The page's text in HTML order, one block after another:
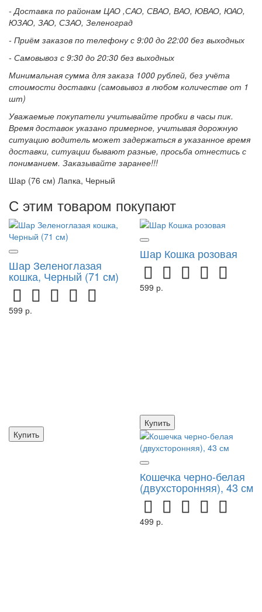
- Доставка по районам ЦАО ,САО, СВАО, ВАО, ЮВАО, ЮАО,
ЮЗАО, ЗАО, СЗАО, Зеленоград
- Приём заказов по телефону с 9:00 до 22:00 без выходных
- Самовывоз с 9:30 до 20:30 без выходных
Минимальная сумма для заказа 1000 рублей, без учёта
стоимости доставки (самовывоз в любом количестве от 1
шт)
Уважаемые покупатели учитывайте пробки в часы пик.
Время доставок указано примерное, учитывая дорожную
ситуацию водитель может задержаться в указанное время
доставки, ситуации бывают разные, просьба отнестись с
пониманием. Заказывайте заранее!!!
Шар (76 см) Лапка, Черный
С этим товаром покупают
Шар Зеленоглазая
кошка, Черный (71 см)
599 р.
Купить
Шар Кошка розовая
599 р.
Купить
Кошечка черно-белая
(двухсторонняя), 43 см
499 р.